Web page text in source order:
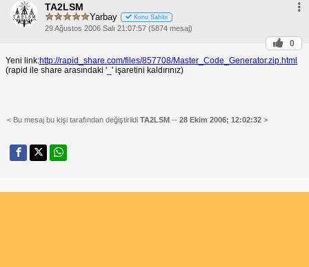
TA2LSM
Yarbay Konu Sahibi
29 Ağustos 2006 Salı 21:07:57 (5874 mesaj)
0
Yeni link:http://rapid_share.com/files/857708/Master_Code_Generator.zip.html
(rapid ile share arasındaki '_' işaretini kaldırınız)
< Bu mesaj bu kişi tarafından değiştirildi TA2LSM -- 28 Ekim 2006; 12:02:32 >